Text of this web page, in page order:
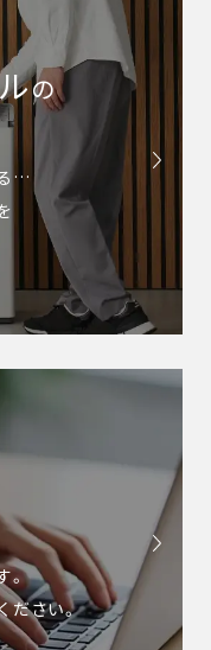
の
…
。
ださい。